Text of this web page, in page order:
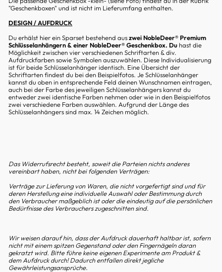
"Geschenkboxen" und ist nicht im Lieferumfang enthalten.
DESIGN / AUFDRUCK
Du erhälst hier ein Sparset bestehend auszwei NobleDeer® Premium
Schlüsselanhängern & einer NobleDeer® Geschenkbox. Du hast die
Möglichkeit zwischen vier verschiedenen Schriftarten & div.
Aufdruckfarben sowie Symbolen auszuwählen. Diese Individualisierung
ist für beide Schlüsselanhänger identisch. Eine Übersicht der
Schriftarten findest du bei den Beispielfotos. Je Schlüsselanhänger
kannst du oben in entsprechende Feld deinen Wunschnamen eintragen,
auch bei der Farbe des jeweiligen Schlüsselanhängers kannst du
entweder zwei identische Farben nehmen oder wie in den Beispielfotos
zwei verschiedene Farben auswählen. Aufgrund der Länge des
Schlüsselanhängers sind max. 14 Zeichen möglich.
Das Widerrufsrecht besteht, soweit die Parteien nichts anderes
vereinbart haben, nicht bei folgenden Verträgen:
Verträge zur Lieferung von Waren, die nicht vorgefertigt sind und für
deren Herstellung eine individuelle Auswahl oder Bestimmung durch
den Verbraucher maßgeblich ist oder die eindeutig auf die persönlichen
Bedürfnisse des Verbrauchers zugeschnitten sind.
Wir weisen darauf hin, dass der Aufdruck dauerhaft haltbar ist, sofern
nicht mit einem spitzen Gegenstand oder den Fingernägeln daran
gekratzt wird. Bitte führe keine eigenen Experimente am Produkt &
dem Aufdruck durch! Dadurch entfallen direkt jegliche
Gewährleistungsansprüche.